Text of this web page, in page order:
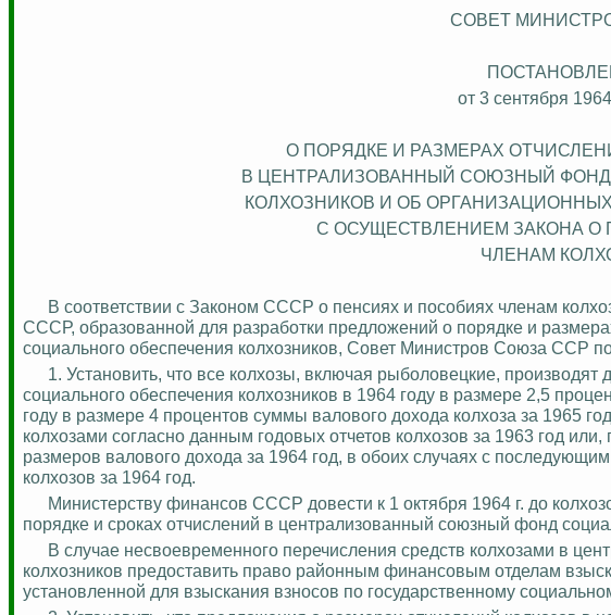
СОВЕТ
от 3 сентября
О ПОРЯДКЕ И РАЗМЕРАХ
В ЦЕНТРАЛИЗОВАННЫЙ СОЮЗНЫЙ
КОЛХОЗНИКОВ И ОБ
С ОСУЩЕСТВЛЕНИЕМ ЗАКОНА
ЧЛЕНАМ
В соответствии с Законом СССР о пенсиях и пособиях членам
СССР, образованной для разработки предложений о порядке и
социального обеспечения колхозников, Совет Министров Союза ССР
1. Установить, что все колхозы, включая рыболовецкие,
социального обеспечения колхозников в 1964 году в размере 2,5
году в размере 4 процентов суммы валового дохода колхоза за 1965
колхозами согласно данным годовых отчетов колхозов за 1963 год
размеров валового дохода за 1964 год, в обоих случаях с
колхозов за 1964 год.
Министерству финансов СССР довести к 1 октября 1964 г. до
порядке и сроках отчислений в централизованный союзный фонд
В случае несвоевременного перечисления средств колхозами в
колхозников предоставить право районным финансовым отделам
установленной для взыскания взносов по государственному